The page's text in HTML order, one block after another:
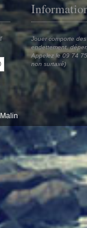
Jouer comporte
endettement,
Appelez le 09 74
non surtaxé)